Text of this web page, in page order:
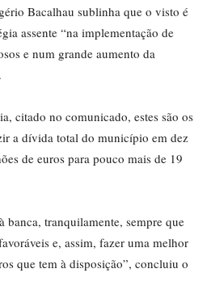
Bacalhau sublinha que o visto é
assente “na implementação de
e num grande aumento da
citado no comunicado, estes são os
a dívida total do município em dez
de euros para pouco mais de 19
tranquilamente, sempre que
e, assim, fazer uma melhor
que tem à disposição”, concluiu o